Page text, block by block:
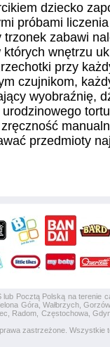
dziecko
próbami
trzonek zabawi
których wnętrzu
przy
czujnikom,
wyobraźnię,
przedmioty
Pocztą Polską na terenie
Góra, Wałbrzych,
Radom, Częstochowa,
zastrzeżone.